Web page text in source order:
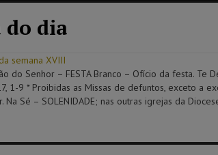
dia
semana XVIII
do Senhor – FESTA Branco – Ofício da festa. Te
1-9 * Proibidas as Missas de defuntos, exceto a
Na Sé – SOLENIDADE; nas outras igrejas da